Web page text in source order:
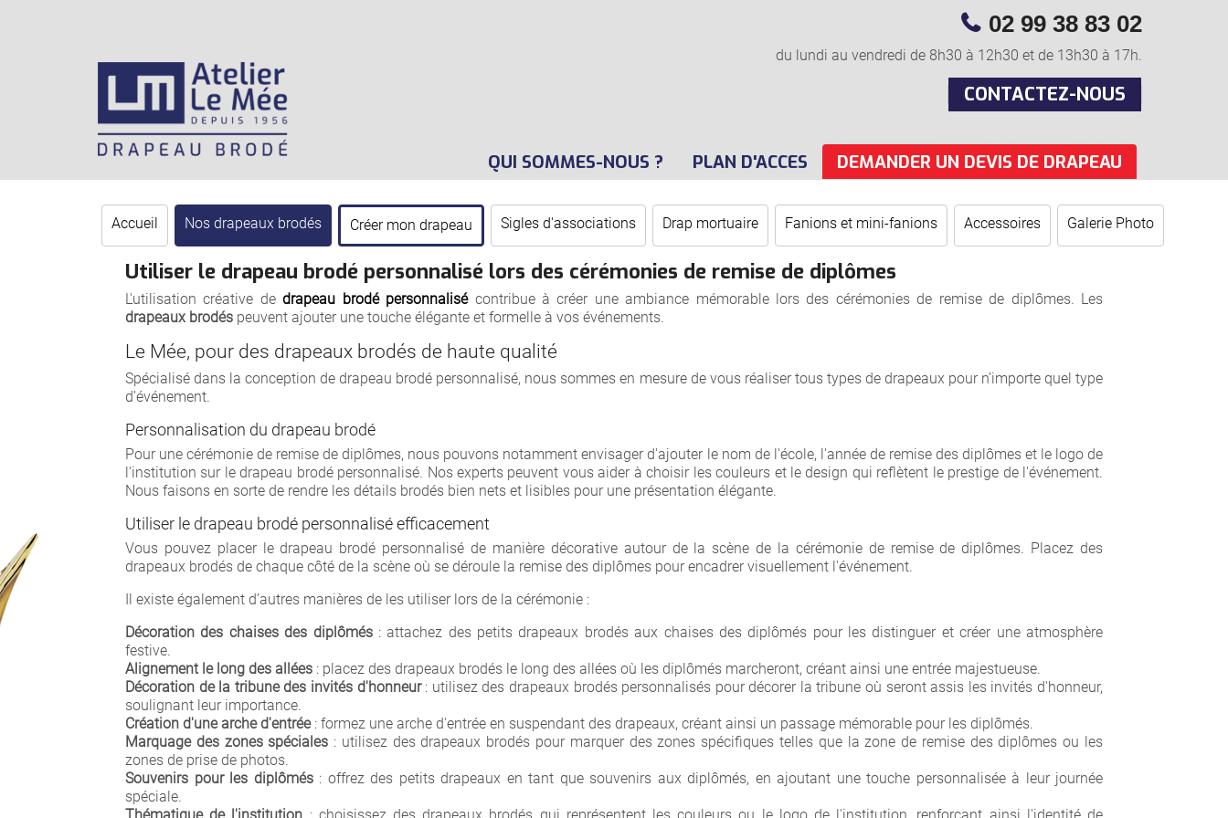
02 99 38 83 02
du lundi au vendredi de 8h30 à 12h30 et de 13h30 à 17h.
CONTACTEZ-NOUS
QUI SOMMES-NOUS ? PLAN D'ACCES DEMANDER UN DEVIS DE DRAPEAU
Accueil Nos drapeaux brodés Créer mon drapeau Sigles d'associations Drap mortuaire Fanions et mini-fanions Accessoires Galerie Photo
Utiliser le drapeau brodé personnalisé lors des cérémonies de remise de diplômes
L'utilisation créative dedrapeau brodé personnalisé contribue à créer une ambiance mémorable lors des cérémonies de remise de diplômes. Les
drapeaux brodés peuvent ajouter une touche élégante et formelle à vos événements.
Le Mée, pour des drapeaux brodés de haute qualité
Spécialisé dans la conception de drapeau brodé personnalisé, nous sommes en mesure de vous réaliser tous types de drapeaux pour n’importe quel type
d’événement.
Personnalisation du drapeau brodé
Pour une cérémonie de remise de diplômes, nous pouvons notamment envisager d'ajouter le nom de l'école, l'année de remise des diplômes et le logo de
l'institution sur le drapeau brodé personnalisé. Nos experts peuvent vous aider à choisir les couleurs et le design qui reflètent le prestige de l'événement.
Nous faisons en sorte de rendre les détails brodés bien nets et lisibles pour une présentation élégante.
Utiliser le drapeau brodé personnalisé efficacement
Vous pouvez placer le drapeau brodé personnalisé de manière décorative autour de la scène de la cérémonie de remise de diplômes. Placez des
drapeaux brodés de chaque côté de la scène où se déroule la remise des diplômes pour encadrer visuellement l'événement.
Il existe également d’autres manières de les utiliser lors de la cérémonie :
Décoration des chaises des diplômés: attachez des petits drapeaux brodés aux chaises des diplômés pour les distinguer et créer une atmosphère
festive.
Alignement le long des allées : placez des drapeaux brodés le long des allées où les diplômés marcheront, créant ainsi une entrée majestueuse.
Décoration de la tribune des invités d'honneur: utilisez des drapeaux brodés personnalisés pour décorer la tribune où seront assis les invités d'honneur,
soulignant leur importance.
Création d'une arche d'entrée: formez une arche d'entrée en suspendant des drapeaux, créant ainsi un passage mémorable pour les diplômés.
Marquage des zones spéciales : utilisez des drapeaux brodés pour marquer des zones spécifiques telles que la zone de remise des diplômes ou les
zones de prise de photos.
Souvenirs pour les diplômés : offrez des petits drapeaux en tant que souvenirs aux diplômés, en ajoutant une touche personnalisée à leur journée
spéciale.
Créer une liste d'envies
Annuler Créer une liste d'envies